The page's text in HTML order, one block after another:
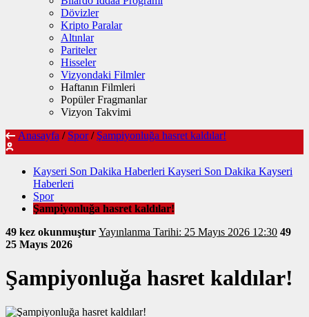
Dövizler
Kripto Paralar
Altınlar
Pariteler
Hisseler
Vizyondaki Filmler
Haftanın Filmleri
Popüler Fragmanlar
Vizyon Takvimi
Anasayfa / Spor / Şampiyonluğa hasret kaldılar!
Kayseri Son Dakika Haberleri Kayseri Son Dakika Kayseri
Haberleri
Spor
Şampiyonluğa hasret kaldılar!
49 kez okunmuştur
Yayınlanma Tarihi: 25 Mayıs 2026 12:30 49
25 Mayıs 2026
Şampiyonluğa hasret kaldılar!